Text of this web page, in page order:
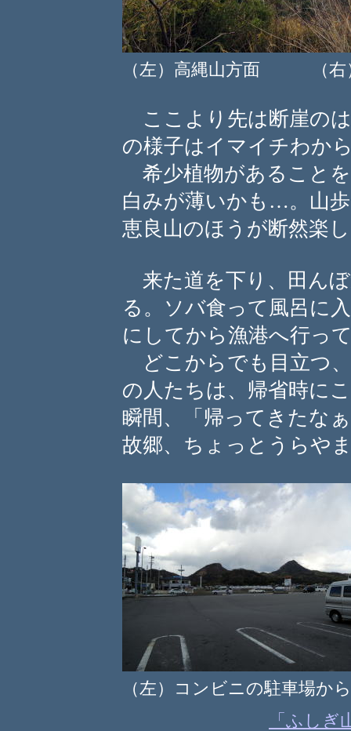
（左）高縄山方面 （右
ここより先は断崖の
の様子はイマイチわか
希少植物があること
白みが薄いかも…。山
恵良山のほうが断然楽
来た道を下り、田ん
る。ソバ食って風呂に
にしてから漁港へ行っ
どこからでも目立つ
の人たちは、帰省時に
瞬間、「帰ってきたな
故郷、ちょっとうらや
（左）コンビニの駐車
「ふしぎ